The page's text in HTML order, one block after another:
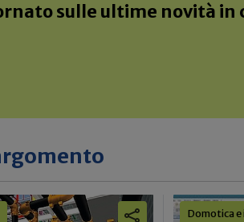
sulle ultime novità
Domotica